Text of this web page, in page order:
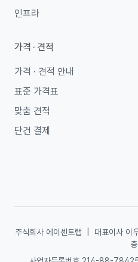
인프라
가격 · 견적
가격 · 견적 안내
표준 가격표
맞춤 견적
단건 결제
주식회사 에이센트랩 대표이사 이
층